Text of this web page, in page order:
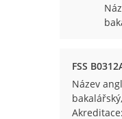
FSS
Název